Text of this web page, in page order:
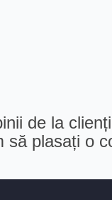
de la
plasați o